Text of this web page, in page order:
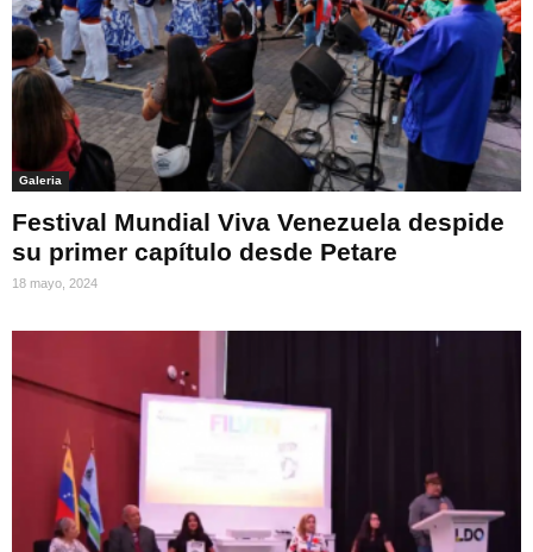
Galeria
Festival Mundial Viva Venezuela despide
su primer capítulo desde Petare
18 mayo, 2024